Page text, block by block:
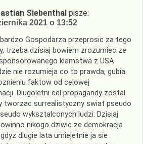
Siebenthal pisze:
2021 o 13:52
Gospodarza przeprosic za tego
trzeba dzisiaj bowiem zrozumiec ze
klamstwa z USA
nie rozumieja co to prawda, gubia
faktow od celowej
Dlugoletni cel propagandy zostal
tworzac surrealistyczny swiat pseudo
wyksztalconych ludzi. Dzisiaj
nikogo dziwic ze demokracja
dlugie lata umiejetnie ja sie